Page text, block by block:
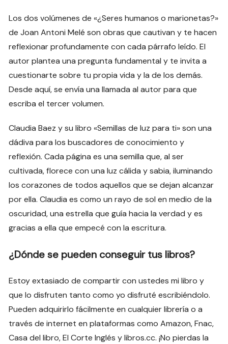
Los dos volúmenes de «¿Seres humanos o marionetas?»
de Joan Antoni Melé son obras que cautivan y te hacen
reflexionar profundamente con cada párrafo leído. El
autor plantea una pregunta fundamental y te invita a
cuestionarte sobre tu propia vida y la de los demás.
Desde aquí, se envía una llamada al autor para que
escriba el tercer volumen.
Claudia Baez y su libro «Semillas de luz para ti» son una
dádiva para los buscadores de conocimiento y
reflexión. Cada página es una semilla que, al ser
cultivada, florece con una luz cálida y sabia, iluminando
los corazones de todos aquellos que se dejan alcanzar
por ella. Claudia es como un rayo de sol en medio de la
oscuridad, una estrella que guía hacia la verdad y es
gracias a ella que empecé con la escritura.
¿Dónde se pueden conseguir tus libros?
Estoy extasiado de compartir con ustedes mi libro y
que lo disfruten tanto como yo disfruté escribiéndolo.
Pueden adquirirlo fácilmente en cualquier librería o a
través de internet en plataformas como Amazon, Fnac,
Casa del libro, El Corte Inglés y libros.cc. ¡No pierdas la